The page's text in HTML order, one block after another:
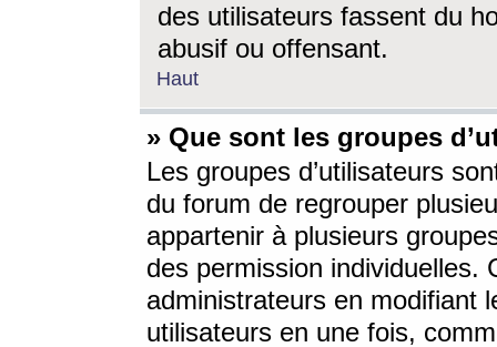
des utilisateurs fassent du
abusif ou offensant.
Haut
» Que sont les groupes
Les groupes d’utilisateurs
du forum de regrouper
appartenir à plusieurs
des permission individuelles.
administrateurs en modifiant
utilisateurs en une fois,